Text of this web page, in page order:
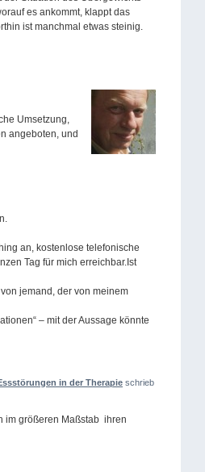
es ankommt, klappt das
ist manchmal etwas steinig.
Umsetzung,
angeboten, und
an, kostenlose telefonische
Tag für mich erreichbar.Ist
jemand, der von meinem
– mit der Aussage könnte
in der Therapie schrieb
im größeren Maßstab ihren